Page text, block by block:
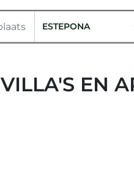
ESTEPONA
VILLA'S EN